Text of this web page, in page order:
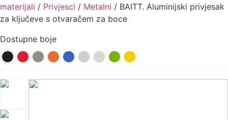
materijali / Privjesci / Metalni / BAITT. Aluminijski privjesak
za ključeve s otvaračem za boce
Dostupne boje